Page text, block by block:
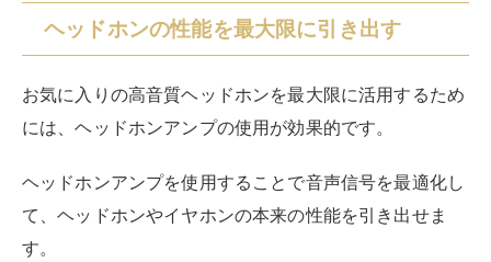
ヘッドホンの性能を最大限に引き出す
お気に入りの高音質ヘッドホンを最大限に活用するため
には、ヘッドホンアンプの使用が効果的です。
ヘッドホンアンプを使用することで音声信号を最適化し
て、ヘッドホンやイヤホンの本来の性能を引き出せま
す。